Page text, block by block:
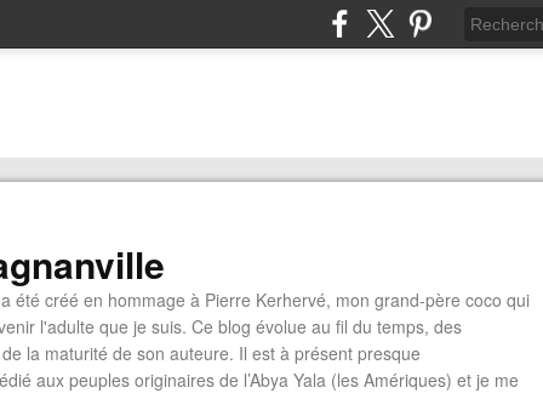
été créé en hommage à Pierre Kerhervé, mon grand-père coco qui
l'adulte que je suis. Ce blog évolue au fil du temps, des
la maturité de son auteure. Il est à présent presque
aux peuples originaires de l’Abya Yala (les Amériques) et je me